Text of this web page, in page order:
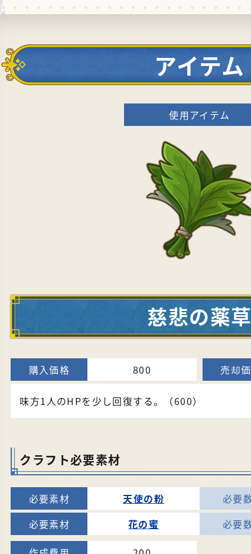
アイテム
使用アイテム
慈悲の薬草
800
味方1人のHPを少し回復する。（600）
クラフト必要素材
天使の粉
花の蜜